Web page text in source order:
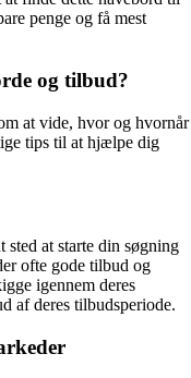
penge og få mest
og tilbud?
at vide, hvor og hvornår
tips til at hjælpe dig
sted at starte din søgning
ofte gode tilbud og
igennem deres
af deres tilbudsperiode.